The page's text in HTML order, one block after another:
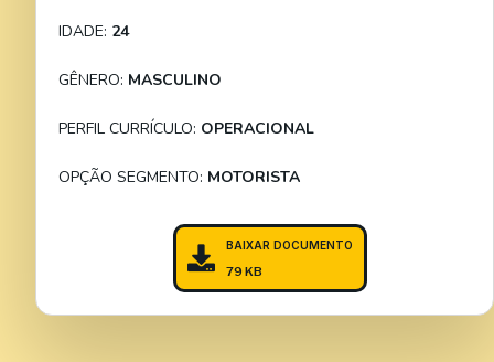
IDADE: 24
GÊNERO: MASCULINO
PERFIL CURRÍCULO: OPERACIONAL
OPÇÃO SEGMENTO: MOTORISTA
BAIXAR DOCUMENTO
79 KB